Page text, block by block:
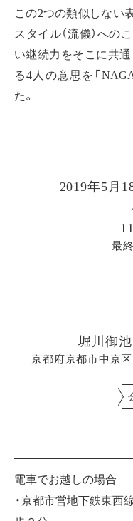
この2つの類似しない
スタイル（流儀）への
い継続力をそこに共
る4人の意思を「
た。
2019年5月18
最
堀川御池
京都府京都市中京
電車でお越しの場合
・京都市営地下鉄東